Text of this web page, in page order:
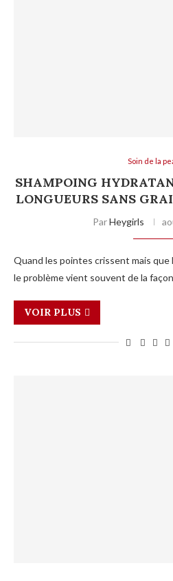
Soin de la
SHAMPOING
LONGUEURS SANS
ParHeygirls
Quand les pointes crissent mais
le problème vient souvent de la
VOIR PLUS